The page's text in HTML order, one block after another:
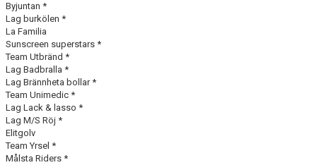
Byjuntan *
Lag burkölen *
La Familia
Sunscreen superstars *
Team Utbränd *
Lag Badbralla *
Lag Brännheta bollar *
Team Unimedic *
Lag Lack & lasso *
Lag M/S Röj *
Elitgolv
Team Yrsel *
Målsta Riders *